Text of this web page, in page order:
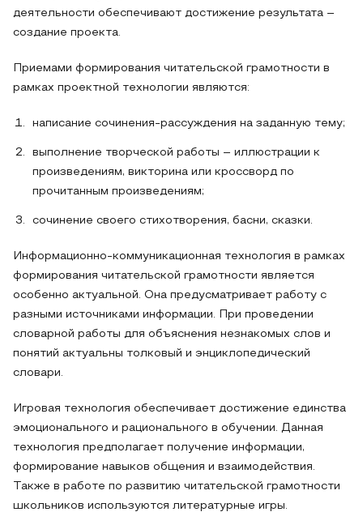
деятельности обеспечивают достижение результата –
создание проекта.
Приемами формирования читательской грамотности в
рамках проектной технологии являются:
написание сочинения-рассуждения на заданную тему;
выполнение творческой работы – иллюстрации к
произведениям, викторина или кроссворд по
прочитанным произведениям;
сочинение своего стихотворения, басни, сказки.
Информационно-коммуникационная технология в рамках
формирования читательской грамотности является
особенно актуальной. Она предусматривает работу с
разными источниками информации. При проведении
словарной работы для объяснения незнакомых слов и
понятий актуальны толковый и энциклопедический
словари.
Игровая технология обеспечивает достижение единства
эмоционального и рационального в обучении. Данная
технология предполагает получение информации,
формирование навыков общения и взаимодействия.
Также в работе по развитию читательской грамотности
школьников используются литературные игры.